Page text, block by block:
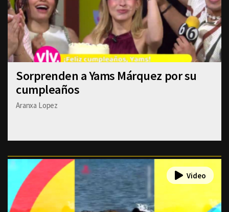
Sorprenden a Yams Márquez por su
cumpleaños
Aranxa Lopez